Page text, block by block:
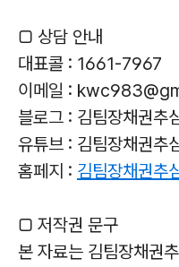
▢ 상담 안내
대표콜 : 1661-7967
이메일 :
블로그 : 김팀장채권추
유튜브 : 김팀장채권추
홈페지 : 김팀장채권추
▢ 저작권 문구
본 자료는 김팀장채권